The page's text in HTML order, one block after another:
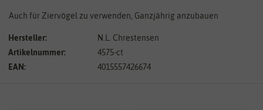
Auch für Ziervögel zu verwenden, Ganzjährig anzubauen
Hersteller:
N.L. Chrestensen
Artikelnummer:
4575-ct
EAN:
4015557426674